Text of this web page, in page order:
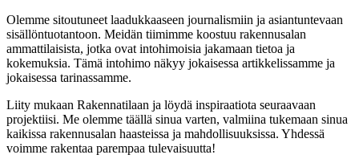
Olemme sitoutuneet laadukkaaseen journalismiin ja asiantuntevaan
sisällöntuotantoon. Meidän tiimimme koostuu rakennusalan
ammattilaisista, jotka ovat intohimoisia jakamaan tietoa ja
kokemuksia. Tämä intohimo näkyy jokaisessa artikkelissamme ja
jokaisessa tarinassamme.
Liity mukaan Rakennatilaan ja löydä inspiraatiota seuraavaan
projektiisi. Me olemme täällä sinua varten, valmiina tukemaan sinua
kaikissa rakennusalan haasteissa ja mahdollisuuksissa. Yhdessä
voimme rakentaa parempaa tulevaisuutta!